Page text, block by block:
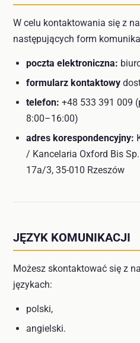
W celu kontaktowania się z
następujących form
poczta elektroniczna:
formularz kontaktowy
telefon: +48 533 391 009
8:00–16:00)
adres korespondencyjny:
/ Kancelaria Oxford Bis
17a/3, 35-010 Rzeszów
JĘZYK KOMUNIKACJI
Możesz skontaktować się z
językach:
polski,
angielski.